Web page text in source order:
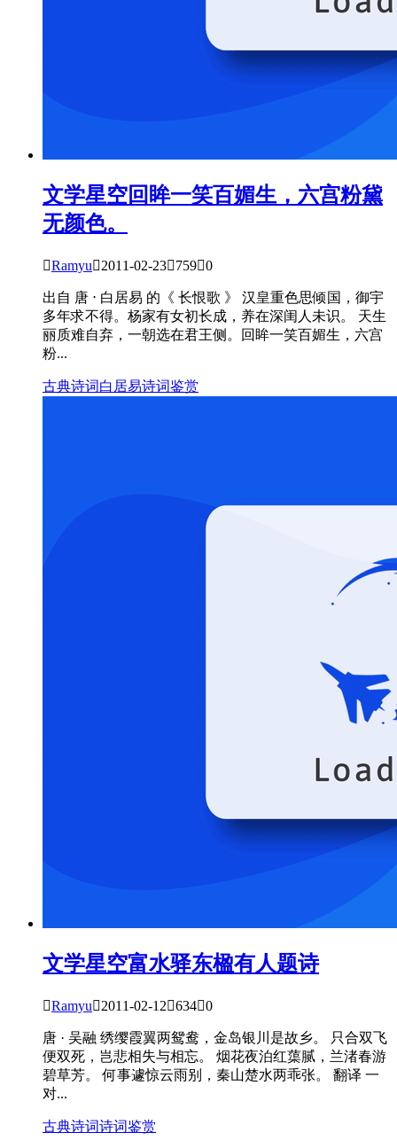
文学星空回眸一笑百媚生，六宫粉黛
无颜色。
Ramyu2011-02-237590
出自 唐 ⋅ 白居易 的《 长恨歌 》 汉皇重色思倾国，御宇
多年求不得。杨家有女初长成，养在深闺人未识。 天生
丽质难自弃，一朝选在君王侧。回眸一笑百媚生，六宫
粉...
古典诗词白居易诗词鉴赏
文学星空富水驿东楹有人题诗
Ramyu2011-02-126340
唐 · 吴融 绣缨霞翼两鸳鸯，金岛银川是故乡。 只合双飞
便双死，岂悲相失与相忘。 烟花夜泊红蕖腻，兰渚春游
碧草芳。 何事遽惊云雨别，秦山楚水两乖张。 翻译 一
对...
古典诗词诗词鉴赏